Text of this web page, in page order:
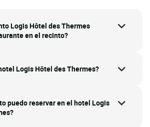
Logis Hôtel des Thermes
en el recinto?
Logis Hôtel des Thermes?
puedo reservar en el hotel Logis